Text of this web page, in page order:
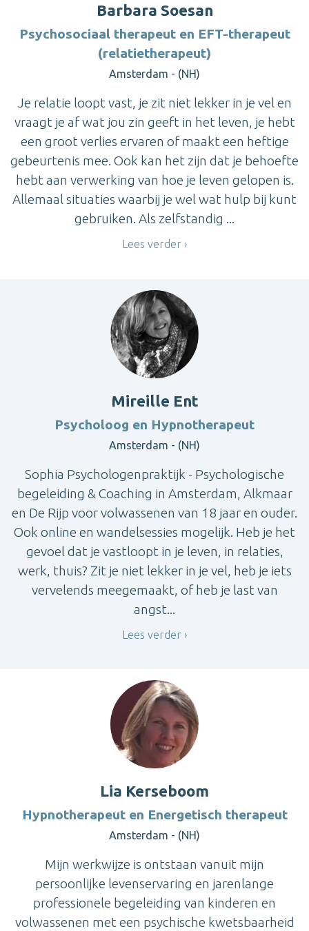
Barbara Soesan
Psychosociaal therapeut en EFT-therapeut
(relatietherapeut)
Amsterdam - (NH)
Je relatie loopt vast, je zit niet lekker in je vel en
vraagt je af wat jou zin geeft in het leven, je hebt
een groot verlies ervaren of maakt een heftige
gebeurtenis mee. Ook kan het zijn dat je behoefte
hebt aan verwerking van hoe je leven gelopen is.
Allemaal situaties waarbij je wel wat hulp bij kunt
gebruiken. Als zelfstandig ...
Lees verder
Mireille Ent
Psycholoog en Hypnotherapeut
Amsterdam - (NH)
Sophia Psychologenpraktijk - Psychologische
begeleiding & Coaching in Amsterdam, Alkmaar
en De Rijp voor volwassenen van 18 jaar en ouder.
Ook online en wandelsessies mogelijk. Heb je het
gevoel dat je vastloopt in je leven, in relaties,
werk, thuis? Zit je niet lekker in je vel, heb je iets
vervelends meegemaakt, of heb je last van
angst...
Lees verder
Lia Kerseboom
Hypnotherapeut en Energetisch therapeut
Amsterdam - (NH)
Mijn werkwijze is ontstaan vanuit mijn
persoonlijke levenservaring en jarenlange
professionele begeleiding van kinderen en
volwassenen met een psychische kwetsbaarheid